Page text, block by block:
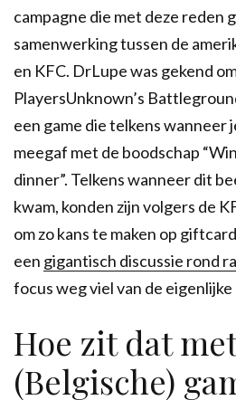
campagne die met deze reden
samenwerking tussen de
en KFC. DrLupe was gekend
PlayersUnknown’s
een game die telkens wanneer
meegaf met de boodschap
dinner”. Telkens wanneer dit
kwam, konden zijn volgers de
om zo kans te maken op
een gigantisch discussie rond
focus weg viel van de eigenlijke
Hoe zit dat
(Belgische)